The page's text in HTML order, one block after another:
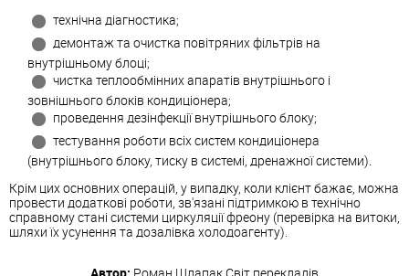
технічна діагностика;
демонтаж та очистка повітряних фільтрів на
внутрішньому блоці;
чистка теплообмінних апаратів внутрішнього і
зовнішнього блоків кондиціонера;
проведення дезінфекції внутрішнього блоку;
тестування роботи всіх систем кондиціонера
(внутрішнього блоку, тиску в системі, дренажної системи).
Крім цих основних операцій, у випадку, коли клієнт бажає, можна
провести додаткові роботи, зв'язані підтримкою в технічно
справному стані системи циркуляції фреону (перевірка на витоки,
шляхи їх усунення та дозалівка холодоагенту).